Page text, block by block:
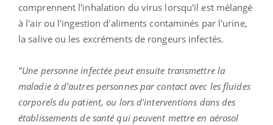
comprennent l'inhalation du virus lorsqu'il est mélangé
à l'air ou l'ingestion d'aliments contaminés par l'urine,
la salive ou les excréments de rongeurs infectés.
"Une personne infectée peut ensuite transmettre la
maladie à d'autres personnes par contact avec les fluides
corporels du patient, ou lors d'interventions dans des
établissements de santé qui peuvent mettre en aérosol